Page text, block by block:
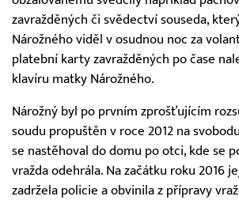
zavražděných či svědectví souseda,
Nárožného viděl v osudnou noc za
platební karty zavražděných po čase
klavíru matky Nárožného.
Nárožný byl po prvním zprošťujícím
soudu propuštěn v roce 2012 na
se nastěhoval do domu po otci, kde se
vražda odehrála. Na začátku roku 2016
zadržela policie a obvinila z přípravy